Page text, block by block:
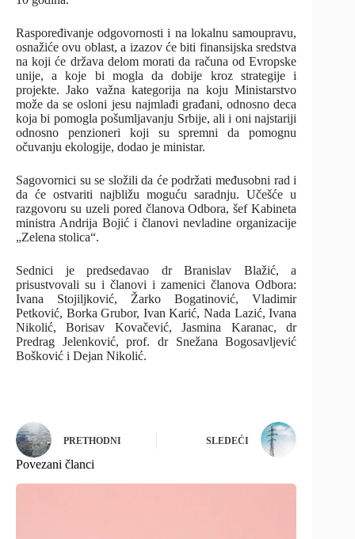
Raspoređivanje odgovornosti i na lokalnu samoupravu,
osnažiće ovu oblast, a izazov će biti finansijska sredstva
na koji će država delom morati da računa od Evropske
unije, a koje bi mogla da dobije kroz strategije i
projekte. Jako važna kategorija na koju Ministarstvo
može da se osloni jesu najmlađi građani, odnosno deca
koja bi pomogla pošumljavanju Srbije, ali i oni najstariji
odnosno penzioneri koji su spremni da pomognu
očuvanju ekologije, dodao je ministar.
Sagovornici su se složili da će podržati međusobni rad i
da će ostvariti najbližu moguću saradnju. Učešće u
razgovoru su uzeli pored članova Odbora, šef Kabineta
ministra Andrija Bojić i članovi nevladine organizacije
„Zelena stolica“.
Sednici je predsedavao dr Branislav Blažić, a
prisustvovali su i članovi i zamenici članova Odbora:
Ivana Stojiljković, Žarko Bogatinović, Vladimir
Petković, Borka Grubor, Ivan Karić, Nada Lazić, Ivana
Nikolić, Borisav Kovačević, Jasmina Karanac, dr
Predrag Jelenković, prof. dr Snežana Bogosavljević
Bošković i Dejan Nikolić.
PRETHODNI SLEDEĆI
Povezani članci